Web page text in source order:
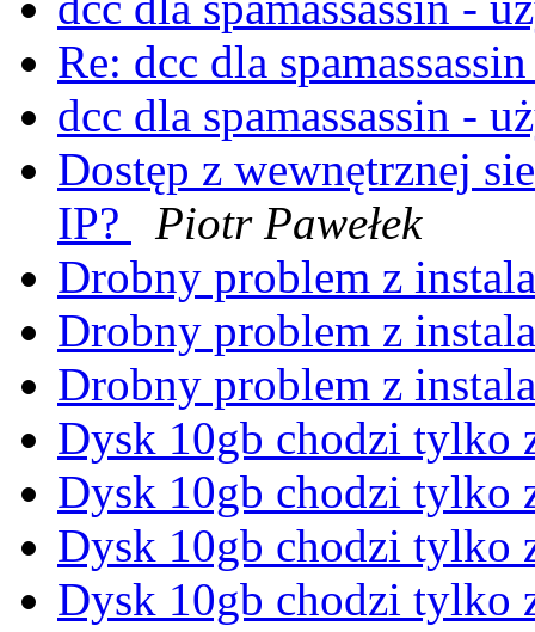
Re: dcc dla
dcc dla spamassassin -
Dostęp z wewnętrznej
IP?
Piotr Pawełek
Drobny problem z
Drobny problem z
Drobny problem z
Dysk 10gb chodzi tylko
Dysk 10gb chodzi tylko
Dysk 10gb chodzi tylko
Dysk 10gb chodzi tylko